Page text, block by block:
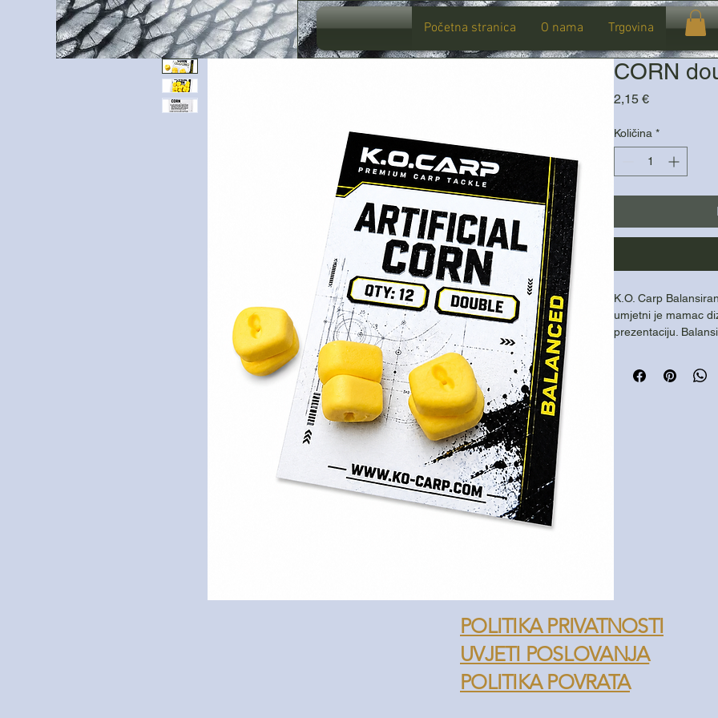
Početna stranica O nama Trgovina
CORN
2,15 €Cijena
Količina *
K.O. Carp
umjetni je mamac
prezentaciju.
iznad dna i
POLITIKA PRIVATNOSTI
UVJETI POSLOVANJA
POLITIKA POVRATA